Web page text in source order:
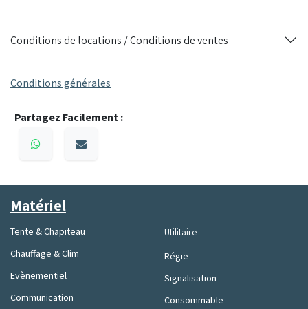
est la solution parfaite pour accueillir vos invités dans un
cadre sécurisé et élégant.
Conditions de locations / Conditions de ventes
Conditions générales
Partagez Facilement :
Utilitaire
Régie
Signalisation
Consommable
Matériel
Tente & Chapiteau
Chauffage & Clim
Evènementiel
Communication